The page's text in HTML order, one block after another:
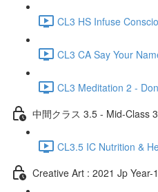
CL3 HS Infuse
CL3 CA Say Your
CL3 Meditation 2 -
中間クラス 3.5 - Mid-Class
CL3.5 IC Nutrition &
Creative Art : 2021 Jp Year-1